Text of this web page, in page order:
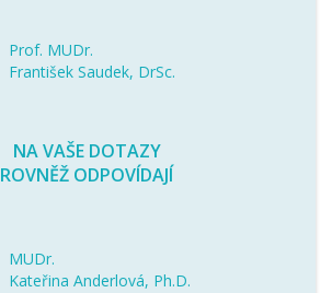
Prof. MUDr.
František Saudek, DrSc.
NA VAŠE DOTAZY
ROVNĚŽ ODPOVÍDAJÍ
MUDr.
Kateřina Anderlová, Ph.D.